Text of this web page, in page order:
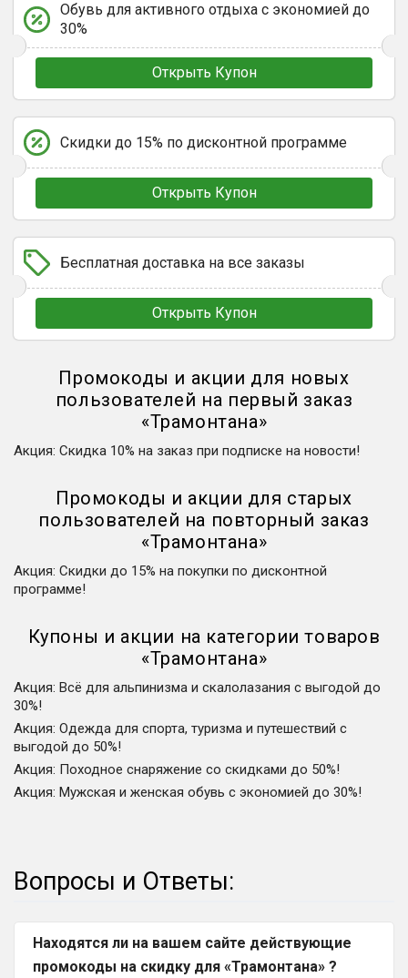
Обувь для активного отдыха с экономией до
30%
Открыть Купон
Скидки до 15% по дисконтной программе
Открыть Купон
Бесплатная доставка на все заказы
Открыть Купон
Промокоды и акции для новых
пользователей на первый заказ
«Трамонтана»
Акция: Скидка 10% на заказ при подписке на новости!
Промокоды и акции для старых
пользователей на повторный заказ
«Трамонтана»
Акция: Скидки до 15% на покупки по дисконтной
программе!
Купоны и акции на категории товаров
«Трамонтана»
Акция: Всё для альпинизма и скалолазания с выгодой до
30%!
Акция: Одежда для спорта, туризма и путешествий с
выгодой до 50%!
Акция: Походное снаряжение со скидками до 50%!
Акция: Мужская и женская обувь с экономией до 30%!
Вопросы и Ответы:
Находятся ли на вашем сайте действующие
промокоды на скидку для «Трамонтана» ?